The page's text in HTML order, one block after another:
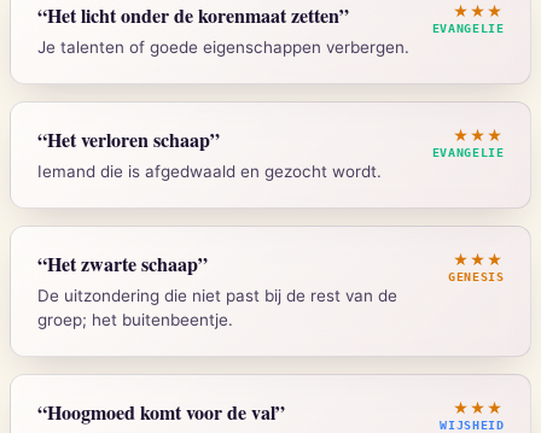
“Het licht onder de korenmaat zetten”
Je talenten of goede eigenschappen verbergen.
★★★
EVANGELIE
“Het verloren schaap”
Iemand die is afgedwaald en gezocht wordt.
★★★
EVANGELIE
“Het zwarte schaap”
De uitzondering die niet past bij de rest van de
groep; het buitenbeentje.
★★★
GENESIS
“Hoogmoed komt voor de val” ★★★
WIJSHEID